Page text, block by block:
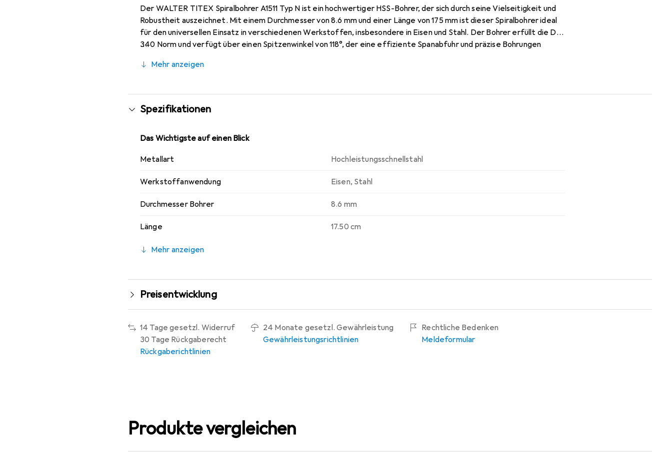
Der WALTER TITEX Spiralbohrer A1511 Typ N ist ein hochwertiger HSS-Bohrer, der sich durch seine Vielseitigkeit und
Robustheit auszeichnet. Mit einem Durchmesser von 8.6 mm und einer Länge von 175 mm ist dieser Spiralbohrer ideal
für den universellen Einsatz in verschiedenen Werkstoffen, insbesondere in Eisen und Stahl. Der Bohrer erfüllt die DIN
340 Norm und verfügt über einen Spitzenwinkel von 118°, der eine effiziente Spanabfuhr und präzise Bohrungen
ausgezeichneten Wahl für professionelle Anwendungen macht. Die Packungseinheit umfasst 10 Stück, was eine
Mehr anzeigen
Spezifikationen
Das Wichtigste auf einen Blick
Metallart Hochleistungsschnellstahl
Werkstoffanwendung Eisen, Stahl
Durchmesser Bohrer 8.6 mm
Länge 17.50 cm
Mehr anzeigen
Preisentwicklung
14 Tage gesetzl. Widerruf
30 Tage Rückgaberecht
Rückgaberichtlinien
24 Monate gesetzl. Gewährleistung
Gewährleistungsrichtlinien
Rechtliche Bedenken
Meldeformular
Produkte vergleichen